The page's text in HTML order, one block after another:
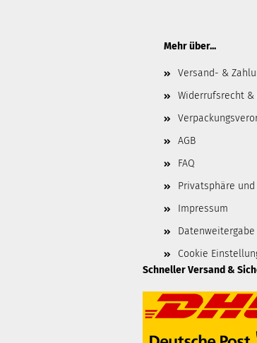
Mehr über...
Versand- &
Widerrufsrecht
AGB
FAQ
Privatsphäre
Impressum
Cookie
Schneller Versand &